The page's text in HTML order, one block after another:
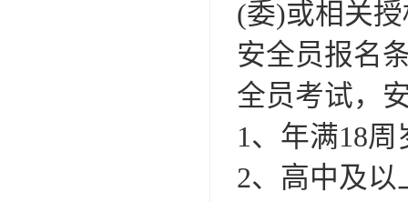
(委)或相关
安全员报名
全员考试，
1、年满18周
2、高中及以